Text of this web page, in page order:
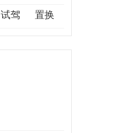
试驾 置换